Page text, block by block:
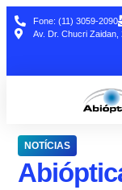
Fone: (11) 3059-2090
Av. Dr. Chucri Zaidan,
NOTÍCIAS